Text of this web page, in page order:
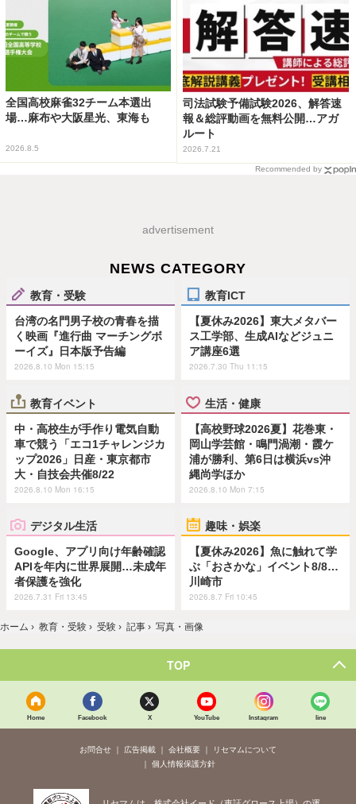
全国高校麻雀32チーム本選出
場…麻布や大阪星光、東海も
2026.8.5
司法試験予備試験2026、解答速
報＆総評動画を無料公開…アガ
ルート
2026.7.21
Recommended by
advertisement
NEWS CATEGORY
教育・受験
台湾の名門男子校の青春を描
く映画『進行曲 マーチングボ
ーイズ』日本版予告編
2026.8.10 Mon 15:15
教育ICT
【夏休み2026】東大メタバー
ス工学部、生成AIなどジュニ
ア講座6選
2026.7.30 Thu 11:15
教育イベント
中・高校生が手作り電気自動
車で競う「エコ1チャレンジカ
ップ2026」日産・東京都市
大・自技会共催8/22
2026.8.10 Mon 16:15
生活・健康
【高校野球2026夏】花巻東・
岡山学芸館・鳴門渦潮・霞ケ
浦が勝利、第6日は横浜vs沖
縄尚学ほか
2026.8.10 Mon 7:15
デジタル生活
Google、アプリ向け年齢確認
APIを年内に世界展開…未成年
者保護を強化
2026.7.31 Fri 13:45
趣味・娯楽
【夏休み2026】魚に触れて学
ぶ「おさかな」イベント8/8…
川崎市
2026.8.7 Fri 10:45
ホーム › 教育・受験 › 受験 › 記事 › 写真・画像
TOP
Home Facebook X YouTube Instagram line
お問合せ 広告掲載 会社概要
リセマムについて
個人情報保護方針